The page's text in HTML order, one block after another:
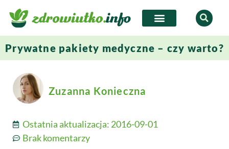
Prywatne pakiety medyczne – czy warto?
Zuzanna Konieczna
Ostatnia aktualizacja: 2016-09-01
Brak komentarzy